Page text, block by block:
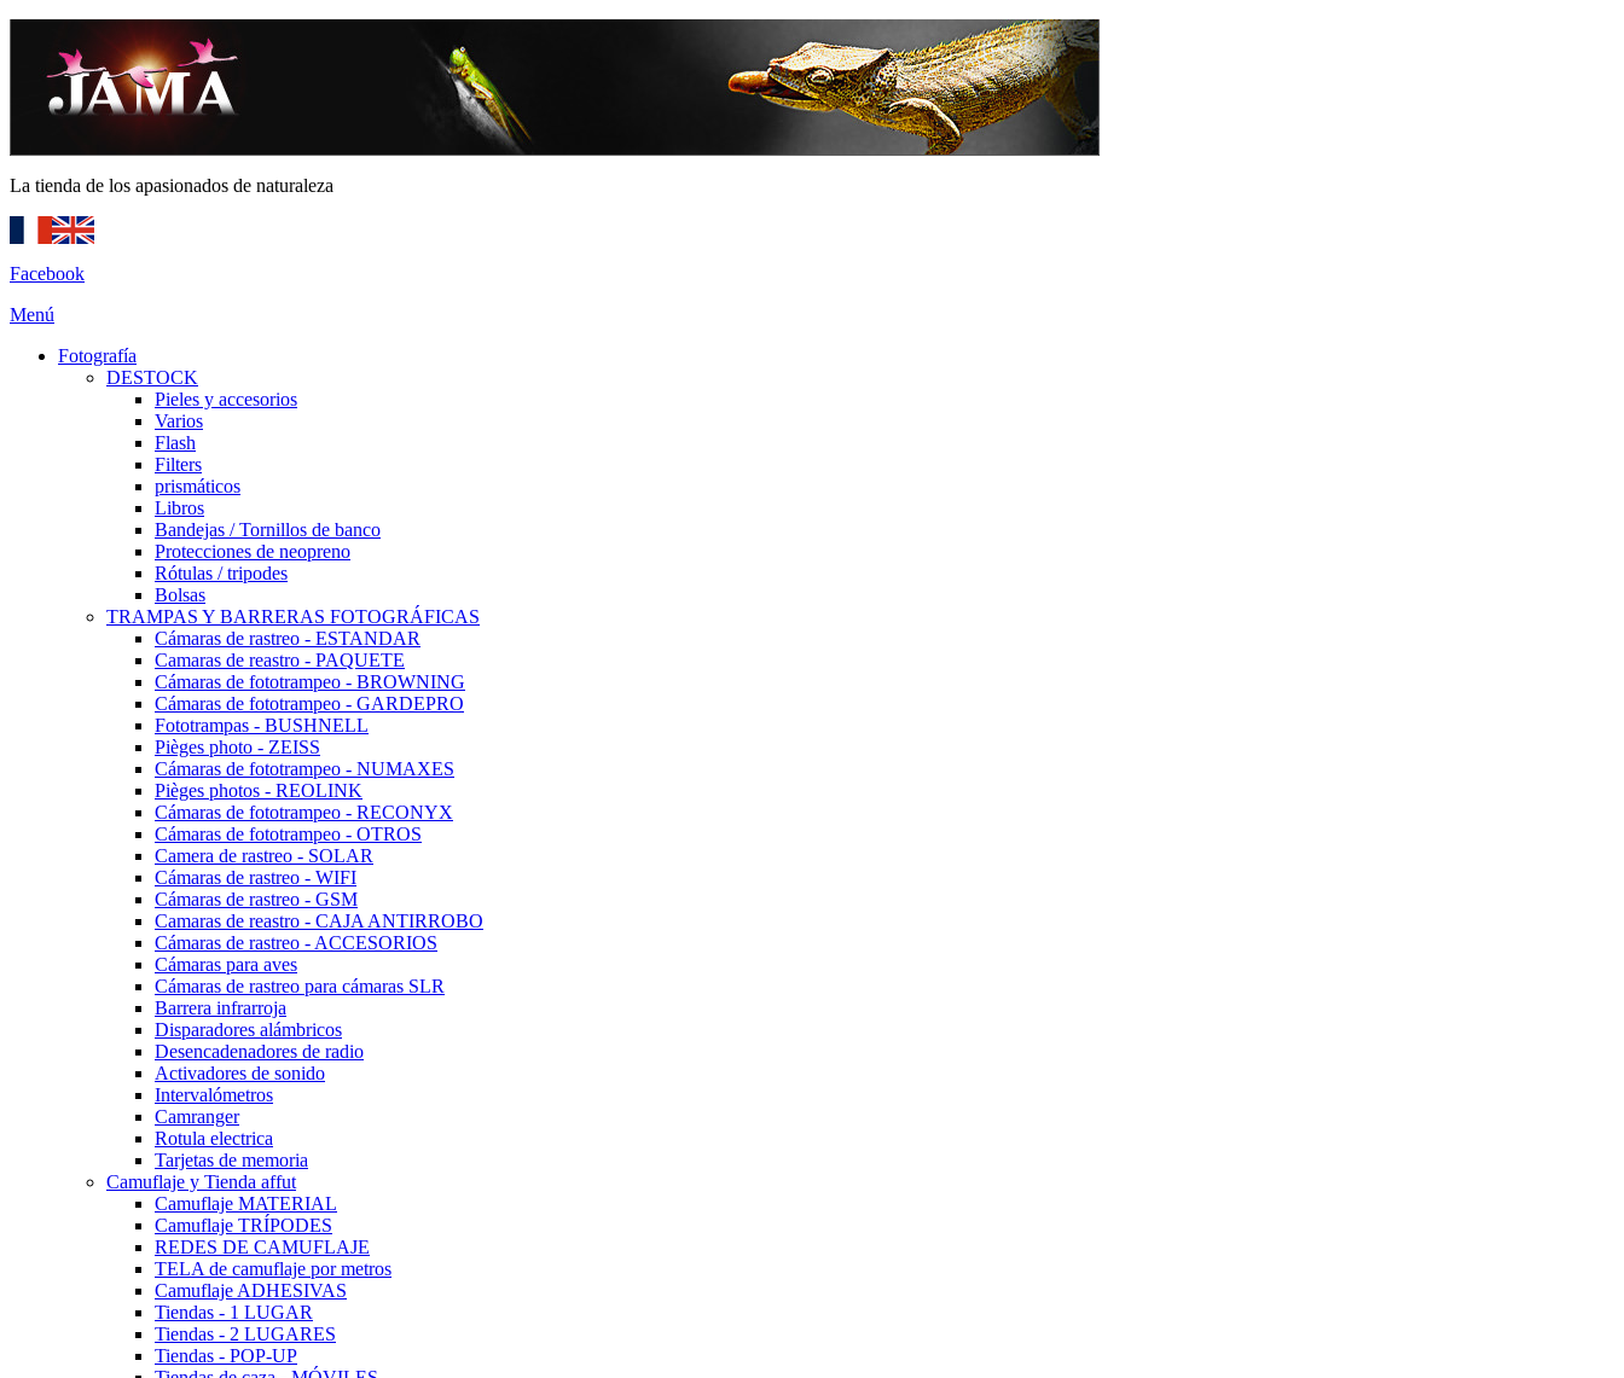
La tienda de los apasionados de naturaleza
Facebook
Menú
Fotografía
DESTOCK
Pieles y accesorios
Varios
Flash
Filters
prismáticos
Libros
Bandejas / Tornillos de banco
Protecciones de neopreno
Rótulas / tripodes
Bolsas
TRAMPAS Y BARRERAS FOTOGRÁFICAS
Cámaras de rastreo - ESTANDAR
Camaras de reastro - PAQUETE
Cámaras de fototrampeo - BROWNING
Cámaras de fototrampeo - GARDEPRO
Fototrampas - BUSHNELL
Pièges photo - ZEISS
Cámaras de fototrampeo - NUMAXES
Pièges photos - REOLINK
Cámaras de fototrampeo - RECONYX
Cámaras de fototrampeo - OTROS
Camera de rastreo - SOLAR
Cámaras de rastreo - WIFI
Cámaras de rastreo - GSM
Camaras de reastro - CAJA ANTIRROBO
Cámaras de rastreo - ACCESORIOS
Cámaras para aves
Cámaras de rastreo para cámaras SLR
Barrera infrarroja
Disparadores alámbricos
Desencadenadores de radio
Activadores de sonido
Intervalómetros
Camranger
Rotula electrica
Tarjetas de memoria
Camuflaje y Tienda affut
Camuflaje MATERIAL
Camuflaje TRÍPODES
REDES DE CAMUFLAJE
TELA de camuflaje por metros
Camuflaje ADHESIVAS
Tiendas - 1 LUGAR
Tiendas - 2 LUGARES
Tiendas - POP-UP